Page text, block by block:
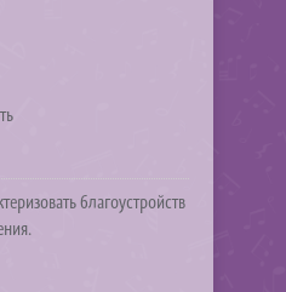
благоустройств